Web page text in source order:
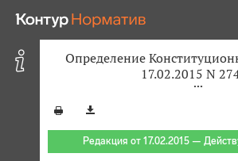
Определение
17.02.2015 N
Редакция от 17.02.2015 —